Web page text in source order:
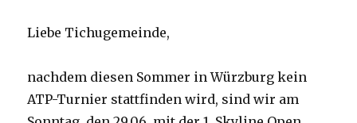
Liebe Tichugemeinde,
nachdem diesen Sommer in Würzburg kein
ATP-Turnier stattfinden wird, sind wir am